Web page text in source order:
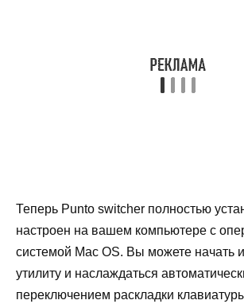
Теперь Punto switcher полностью
настроен на вашем компьютере с
системой Mac OS. Вы можете начать
утилиту и наслаждаться
переключением раскладки